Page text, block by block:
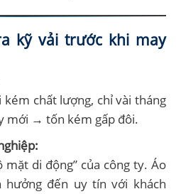
kỹ vải trước khi may
kém chất lượng, chỉ vài tháng
mới → tốn kém gấp đôi.
mặt di động” của công ty. Áo
hưởng đến uy tín với khách